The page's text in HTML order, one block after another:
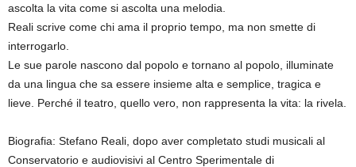
ascolta la vita come si ascolta una melodia.
Reali scrive come chi ama il proprio tempo, ma non smette di
interrogarlo.
Le sue parole nascono dal popolo e tornano al popolo, illuminate
da una lingua che sa essere insieme alta e semplice, tragica e
lieve. Perché il teatro, quello vero, non rappresenta la vita: la rivela.
Biografia: Stefano Reali, dopo aver completato studi musicali al
Conservatorio e audiovisivi al Centro Sperimentale di